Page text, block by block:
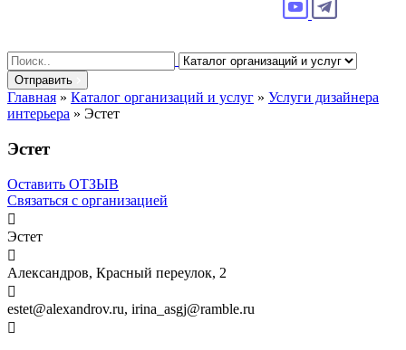
Search
for:
Отправить
Главная » Каталог организаций и услуг » Услуги дизайнера
интерьера » Эстет
Эстет
Оставить ОТЗЫВ
Связаться с организацией

Эстет

Александров, Красный переулок, 2

estet@alexandrov.ru, irina_asgj@ramble.ru
